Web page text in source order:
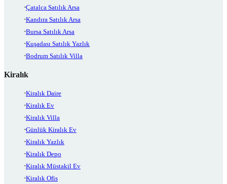
Çatalca Satılık Arsa
Kandıra Satılık Arsa
Bursa Satılık Arsa
Kuşadası Satılık Yazlık
Bodrum Satılık Villa
Kiralık
Kiralık Daire
Kiralık Ev
Kiralık Villa
Günlük Kiralık Ev
Kiralık Yazlık
Kiralık Depo
Kiralık Müstakil Ev
Kiralık Ofis